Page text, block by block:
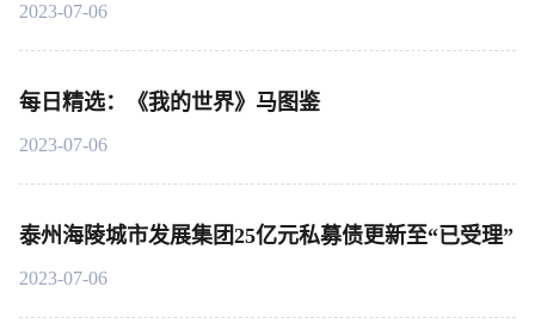
2023-07-06
每日精选：《我的世界》马图鉴
2023-07-06
泰州海陵城市发展集团25亿元私募债更新至“已受理”
2023-07-06